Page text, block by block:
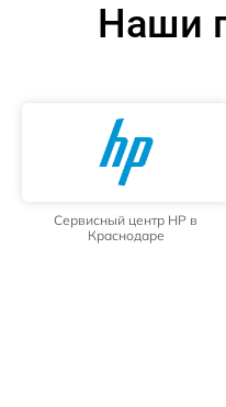
Наши
Сервисный центр HP в
Краснодаре